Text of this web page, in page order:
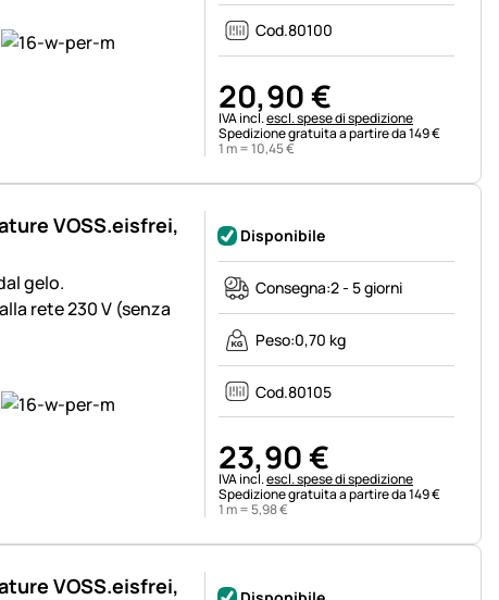
Cod.80100
20,90€
Informazioni fiscali:
IVA incl.escl. spese di spedizione
Spedizione gratuita a partire da 149 €
1 m =10,45€
VOSS.eisfrei,
gelo.
rete 230 V (senza
Disponibile
Consegna:2 - 5 giorni
Peso:0,70 kg
Cod.80105
23,90€
Informazioni fiscali:
IVA incl.escl. spese di spedizione
Spedizione gratuita a partire da 149 €
1 m = 5,98€
VOSS.eisfrei,